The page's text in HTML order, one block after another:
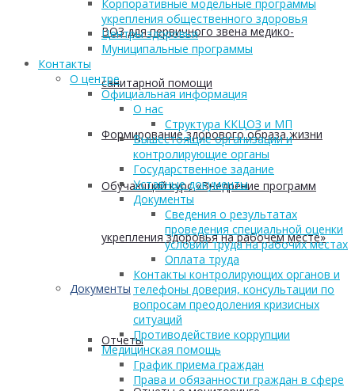
ВОЗ для первичного звена медико-
санитарной помощи
Формирование здорового образа жизни
Обучающий курс «Внедрение программ
укрепления здоровья на рабочем месте»
Документы
Отчеты
Корпоративные модельные программы
укрепления общественного здоровья
Центры здоровья
Муниципальные программы
Контакты
О центре
Официальная информация
О нас
Структура ККЦОЗ и МП
Вышестоящие организации и
контролирующие органы
Государственное задание
Уставные документы
Документы
Сведения о результатах
проведения специальной оценки
условий труда на рабочих местах
Оплата труда
Контакты контролирующих органов и
телефоны доверия, консультации по
вопросам преодоления кризисных
ситуаций
Противодействие коррупции
Медицинская помощь
График приема граждан
Права и обязанности граждан в сфере